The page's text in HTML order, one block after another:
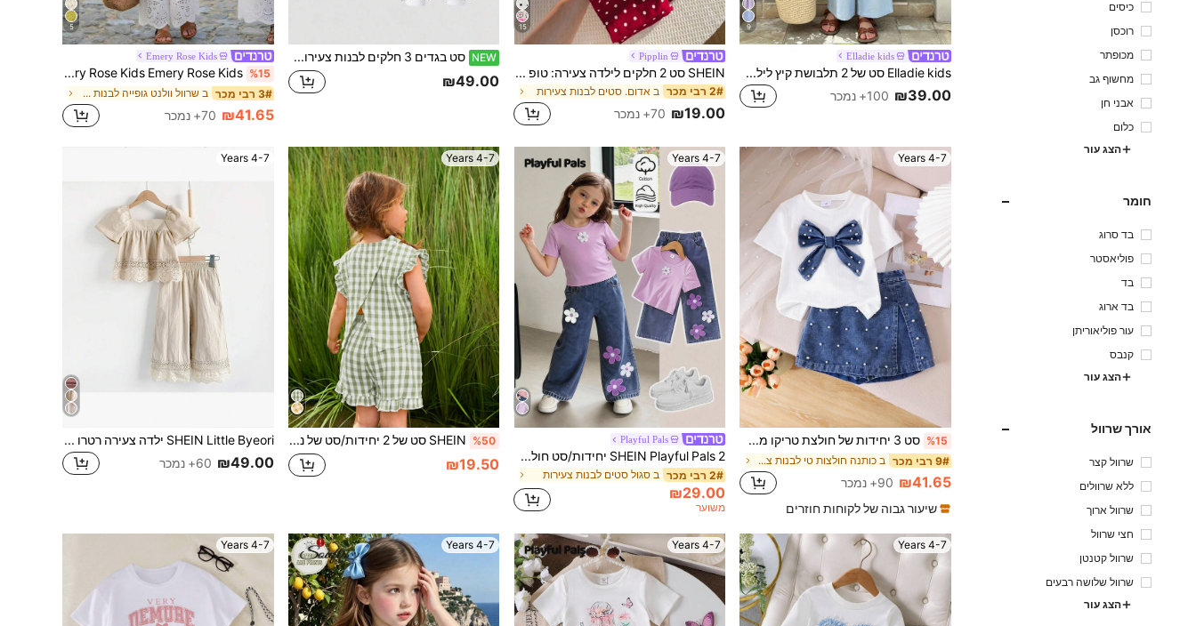
כיסים
רוכסן
מכופתר
מחשוף גב
אבני חן
כלום
הצג עור
חומר
בד סרוג
פוליאסטר
בד
בד ארוג
עור פוליאוריתן
קנבס
הצג עור
אורך שרוול
שרוול קצר
ללא שרוולים
שרוול ארוך
חצי שרוול
שרוול קטנטן
שרוול שלושה רבעים
הצג עור
9
Elladie kids
Elladie kids סט של 2 תלבושת קיץ לילדה צעירה גדולה - טופ כחול ללא שרוולים + מכנסיים רחבים, בגדי קיץ חיוניים לילדה צעירה גדולה! בד נבחר, קליל ועדין לעור עדין. טופ ללא שרוולים עם צווארון עגול פשוט אך מסוגנן, עם עיצוב רקמה חלול במכפלת למראה מתוק; מכנסיים רחבים תואמים רחבים המאפשרים תנועה חופשית לבית הספר, לפארק, לבילוי ועוד.
₪39.00 100+ נמכר
15
Pipplin
SHEIN סט 2 חלקים לילדה צעירה: טופ גופייה סרוג עם נקודות פולקה דוט ומכנסיים ארוכים
2# רבי מכר ב אדום. סטים לבנות צעירות
₪19.00 70+ נמכר
NEW סט בגדים 3 חלקים לבנות צעירות, אביב/קיץ, אביב/סתיו, יומיומי קז'ואל, סגנון מינימליסטי וינטג', חולצה לבנה עם פסים אנכיים דקים שחורים + דפוס פרחים שחור עם פרטים לבנים במרכז הפרחים לשכבות נוספות, צוואון, שרוול ארוך, עיצוב סגירה בכפתורים לבנים מקדימה, פשוט ואופנתי, מכנסיים רחבים שחורים נקיים, שחור ולבן
₪49.00
5
Emery Rose Kids
%15 Emery Rose Kids Emery Rose Kids סט של 2 יחידות לילדות צעירות עם חולצה ללא שרוולים ומכנסיים ארוכים בצבע אחיד
3# רבי מכר ב שרוול וולנט גופייה לבנות צעירות בשילוב צבעים
₪41.65 70+ נמכר
4-7 Years
%15 סט 3 יחידות של חולצת טריקו מתוקה עם צווארון עגול + פפיון נתיק + חצאית לבנות, קיץ
9# רבי מכר ב כותנה חולצות טי לבנות צעירות
₪41.65 90+ נמכר
שיעור גבוה של לקוחות חוזרים
4-7 Years
Playful Pals
SHEIN Playful Pals 2 יחידות/סט חולצת טי קצרה חמודה לבחורה צעירה + מכנסי ג'ינס, חולצת טי סרוגה בצווארון עגול בצבע סגול עם עיטור פרחים לבן, משולבת עם ג'ינס כחול שטיפה מעוטר בטלאי פרחים סגול & לבן, בד רך ונוח, תלבושת בסגנון אמריקאי יומיומי מתאימה ליומיום, בית ספר, משחק בחוץ, טיולי סוף שבוע
2# רבי מכר ב סגול סטים לבנות צעירות
₪29.00
משוער
4-7 Years
%50 SHEIN סט של 2 יחידות/סט של נערה צעירה עם צווארון מקושט ללא שרוולים וחולצה משובצת ומכנסיים קצרים
₪19.50
4-7 Years
SHEIN Little Byeori ילדה צעירה רטרו כפרי מרובע צווארון נפוח שרוולים עליון ורגליים ישרות סט מכנסי שולי מכפלת, אופנה תלבושת פשוטה לחוץ, בית ספר, חג, חופשה, רב תכליתי, אביב/קיץ
₪49.00 60+ נמכר
4-7 Years
4-7 Years
4-7 Years
4-7 Years